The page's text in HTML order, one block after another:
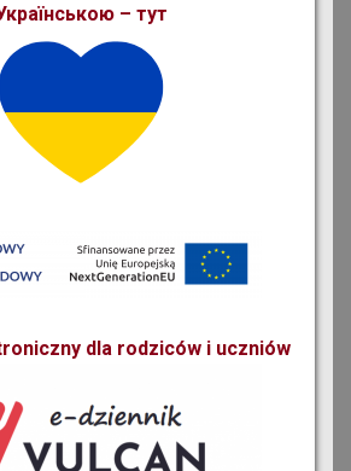
– тут
dla rodziców i uczniów